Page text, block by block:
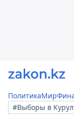
ПолитикаМир
#Выборы в